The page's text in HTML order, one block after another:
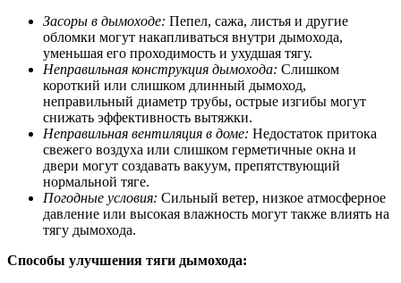
Засоры в дымоходе: Пепел, сажа, листья и другие
обломки могут накапливаться внутри дымохода,
уменьшая его проходимость и ухудшая тягу.
Неправильная конструкция дымохода: Слишком
короткий или слишком длинный дымоход,
неправильный диаметр трубы, острые изгибы могут
снижать эффективность вытяжки.
Неправильная вентиляция в доме: Недостаток притока
свежего воздуха или слишком герметичные окна и
двери могут создавать вакуум, препятствующий
нормальной тяге.
Погодные условия: Сильный ветер, низкое атмосферное
давление или высокая влажность могут также влиять на
тягу дымохода.
Способы улучшения тяги дымохода: